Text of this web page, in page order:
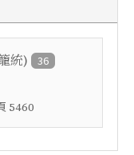
統) 36
5460